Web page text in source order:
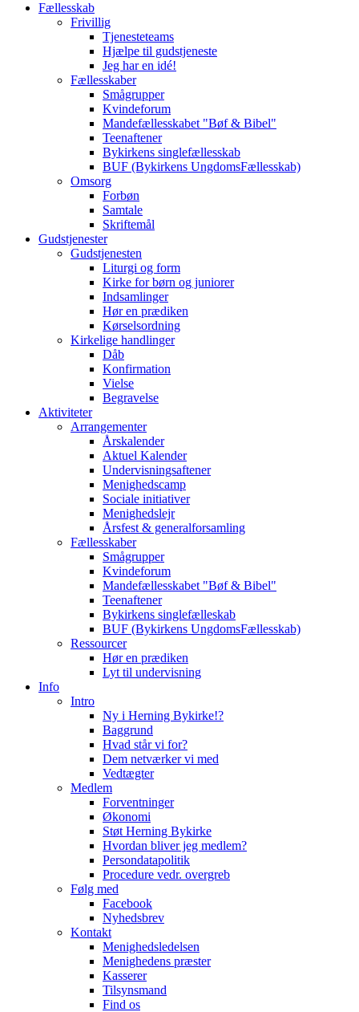
Fællesskab
Frivillig
Tjenesteteams
Hjælpe til gudstjeneste
Jeg har en idé!
Fællesskaber
Smågrupper
Kvindeforum
Mandefællesskabet "Bøf & Bibel"
Teenaftener
Bykirkens singlefællesskab
BUF (Bykirkens UngdomsFællesskab)
Omsorg
Forbøn
Samtale
Skriftemål
Gudstjenester
Gudstjenesten
Liturgi og form
Kirke for børn og juniorer
Indsamlinger
Hør en prædiken
Kørselsordning
Kirkelige handlinger
Dåb
Konfirmation
Vielse
Begravelse
Aktiviteter
Arrangementer
Årskalender
Aktuel Kalender
Undervisningsaftener
Menighedscamp
Sociale initiativer
Menighedslejr
Årsfest & generalforsamling
Fællesskaber
Smågrupper
Kvindeforum
Mandefællesskabet "Bøf & Bibel"
Teenaftener
Bykirkens singlefælleskab
BUF (Bykirkens UngdomsFællesskab)
Ressourcer
Hør en prædiken
Lyt til undervisning
Info
Intro
Ny i Herning Bykirke!?
Baggrund
Hvad står vi for?
Dem netværker vi med
Vedtægter
Medlem
Forventninger
Økonomi
Støt Herning Bykirke
Hvordan bliver jeg medlem?
Persondatapolitik
Procedure vedr. overgreb
Følg med
Facebook
Nyhedsbrev
Kontakt
Menighedsledelsen
Menighedens præster
Kasserer
Tilsynsmand
Find os